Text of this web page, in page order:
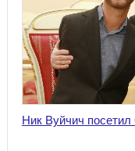
Ник Вуйчич посетил